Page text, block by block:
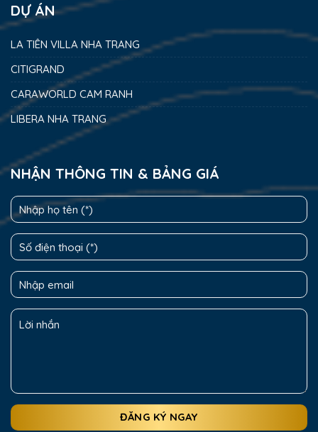
DỰ ÁN
LA TIÊN VILLA NHA TRANG
CITIGRAND
CARAWORLD CAM RANH
LIBERA NHA TRANG
NHẬN THÔNG TIN & BẢNG GIÁ